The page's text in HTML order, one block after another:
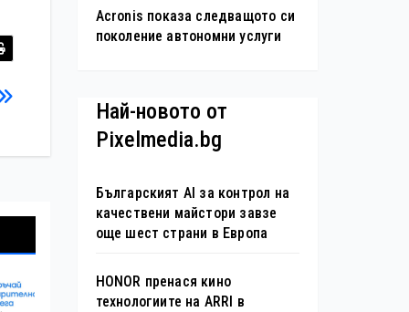
Acronis показа следващото си
поколение автономни услуги
Най-новото от
Pixelmedia.bg
Българският AI за контрол на
качествени майстори завзе
още шест страни в Европа
HONOR пренася кино
технологиите на ARRI в